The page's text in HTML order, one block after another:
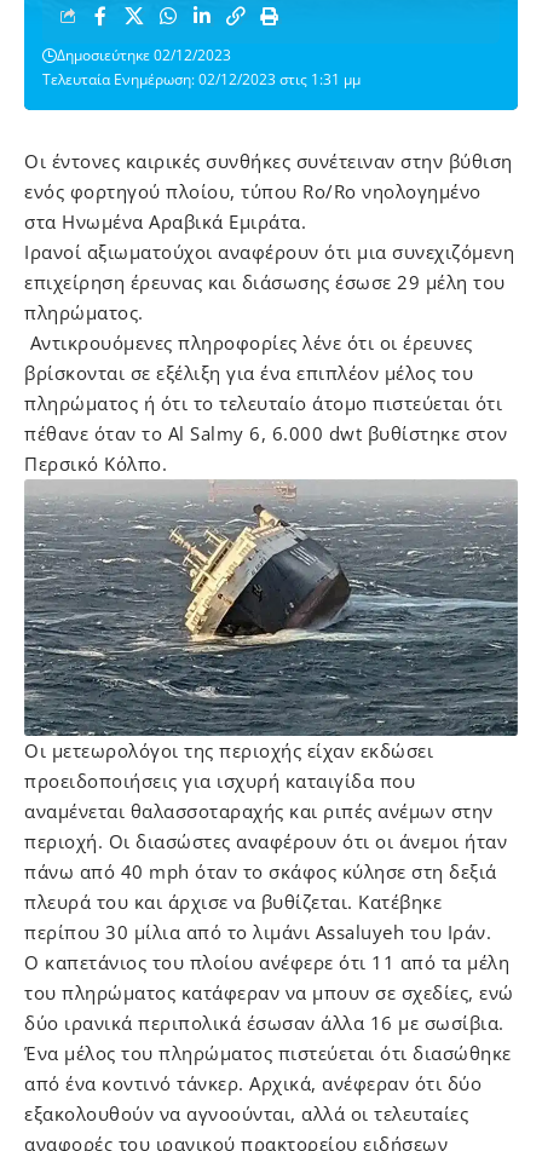
Τελευταία Ενημέρωση: 02/12/2023 στις 1:31 μμ
Δημοσιεύτηκε 02/12/2023
Oι έντονες καιρικές συνθήκες συνέτειναν στην βύθιση
ενός φορτηγού πλοίου, τύπου Ro/Ro νηολογημένο
στα Ηνωμένα Αραβικά Εμιράτα.
Ιρανοί αξιωματούχοι αναφέρουν ότι μια συνεχιζόμενη
επιχείρηση έρευνας και διάσωσης έσωσε 29 μέλη του
πληρώματος.
Αντικρουόμενες πληροφορίες λένε ότι οι έρευνες
βρίσκονται σε εξέλιξη για ένα επιπλέον μέλος του
πληρώματος ή ότι το τελευταίο άτομο πιστεύεται ότι
πέθανε όταν το Al Salmy 6, 6.000 dwt βυθίστηκε στον
Περσικό Κόλπο.
Οι μετεωρολόγοι της περιοχής είχαν εκδώσει
προειδοποιήσεις για ισχυρή καταιγίδα που
αναμένεται θαλασσοταραχής και ριπές ανέμων στην
περιοχή. Οι διασώστες αναφέρουν ότι οι άνεμοι ήταν
πάνω από 40 mph όταν το σκάφος κύλησε στη δεξιά
πλευρά του και άρχισε να βυθίζεται. Κατέβηκε
περίπου 30 μίλια από το λιμάνι Assaluyeh του Ιράν.
Ο καπετάνιος του πλοίου ανέφερε ότι 11 από τα μέλη
του πληρώματος κατάφεραν να μπουν σε σχεδίες, ενώ
δύο ιρανικά περιπολικά έσωσαν άλλα 16 με σωσίβια.
Ένα μέλος του πληρώματος πιστεύεται ότι διασώθηκε
από ένα κοντινό τάνκερ. Αρχικά, ανέφεραν ότι δύο
εξακολουθούν να αγνοούνται, αλλά οι τελευταίες
αναφορές του ιρανικού πρακτορείου ειδήσεων